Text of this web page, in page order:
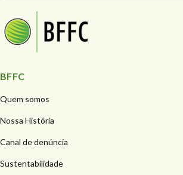
BFFC
Quem somos
Nossa História
Canal de denúncia
Sustentabilidade